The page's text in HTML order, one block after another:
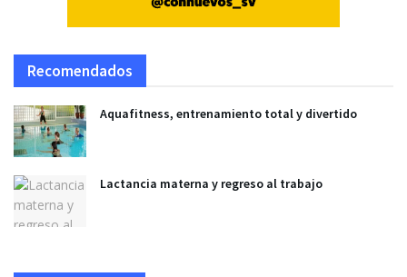
Recomendados
Aquafitness, entrenamiento total y divertido
Lactancia materna y regreso al trabajo